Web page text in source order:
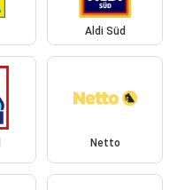
Aldi Süd
Netto